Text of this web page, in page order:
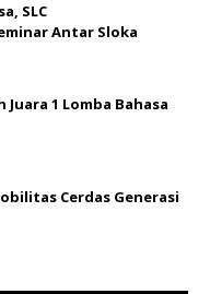
SLC
Antar Sloka
1 Lomba Bahasa
Cerdas Generasi